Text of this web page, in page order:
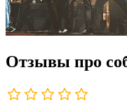
Отзывы про